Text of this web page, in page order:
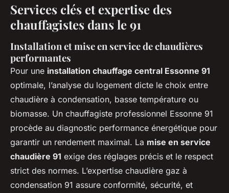
Services clés et expertise des
chauffagistes dans le 91
Installation et mise en service de chaudières
performantes
Pour une installation chauffage central Essonne 91
optimale, l’analyse du logement dicte le choix entre
chaudière à condensation, basse température ou
biomasse. Un chauffagiste professionnel Essonne 91
procède au diagnostic performance énergétique pour
garantir un rendement maximal. La mise en service
chaudière 91 exige des réglages précis et le respect
strict des normes. L’expertise chaudière gaz à
condensation 91 assure conformité, sécurité, et